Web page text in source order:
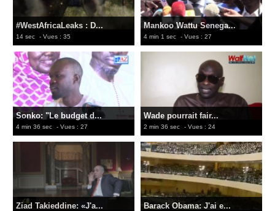
#WestAfricaLeaks : D...
14 sec - Vues : 35
Mankoo Wattu Senega...
4 min 1 sec - Vues : 27
Sonko: "Le budget d...
4 min 36 sec - Vues : 27
Wade pourrait fair...
2 min 36 sec - Vues : 24
Ziad Takieddine: «J'a... Barack Obama: J'ai e...